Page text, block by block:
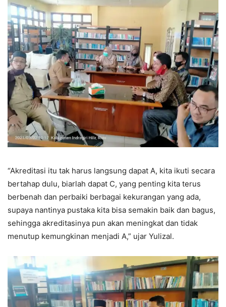
“Akreditasi itu tak harus langsung dapat A, kita ikuti secara
bertahap dulu, biarlah dapat C, yang penting kita terus
berbenah dan perbaiki berbagai kekurangan yang ada,
supaya nantinya pustaka kita bisa semakin baik dan bagus,
sehingga akreditasinya pun akan meningkat dan tidak
menutup kemungkinan menjadi A,” ujar Yulizal.